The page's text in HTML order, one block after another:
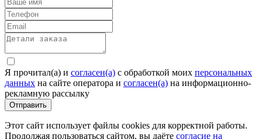
Я прочитал(а) и согласен(а) c обработкой моих персональных
данных на сайте оператора и согласен(а) на информационно-
рекламную рассылку
Отправить
Этот сайт использует файлы cookies для корректной работы.
Продолжая пользоваться сайтом, вы даёте согласие на